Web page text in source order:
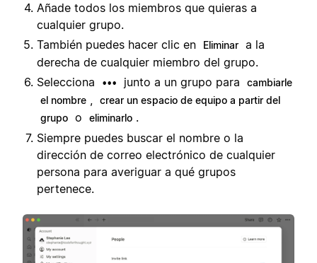
Añade todos los miembros que quieras a
cualquier grupo.
También puedes hacer clic en
Eliminar a la
derecha de cualquier miembro del grupo.
Selecciona
••• junto a un grupo para
cambiarle
el nombre , crear un espacio de equipo a partir del
grupo o eliminarlo .
Siempre puedes buscar el nombre o la
dirección de correo electrónico de cualquier
persona para averiguar a qué grupos
pertenece.